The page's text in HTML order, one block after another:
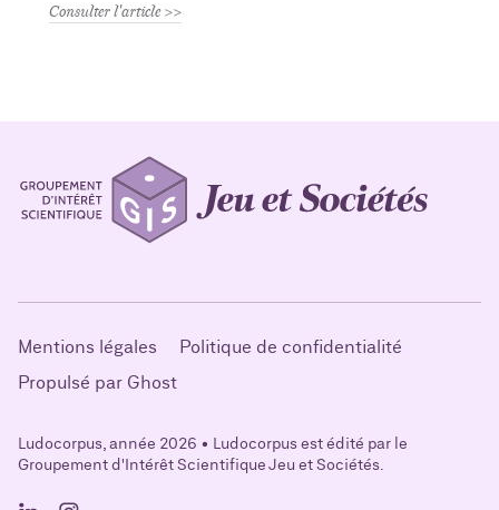
Consulter l'article
Mentions légales
Politique de confidentialité
Propulsé par Ghost
Ludocorpus, année 2026 • Ludocorpus est édité par le
Groupement d'Intérêt Scientifique Jeu et Sociétés.